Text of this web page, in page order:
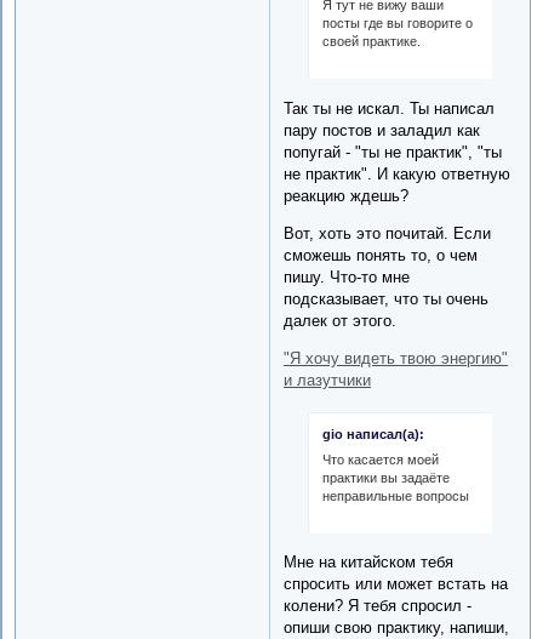
Я тут не вижу ваши
посты где вы говорите о
своей практике.
Так ты не искал. Ты написал
пару постов и заладил как
попугай - "ты не практик", "ты
не практик". И какую ответную
реакцию ждешь?
Вот, хоть это почитай. Если
сможешь понять то, о чем
пишу. Что-то мне
подсказывает, что ты очень
далек от этого.
"Я хочу видеть твою энергию"
и лазутчики
gio написал(а):
Что касается моей
практики вы задаёте
неправильные вопросы
Мне на китайском тебя
спросить или может встать на
колени? Я тебя спросил -
опиши свою практику, напиши,